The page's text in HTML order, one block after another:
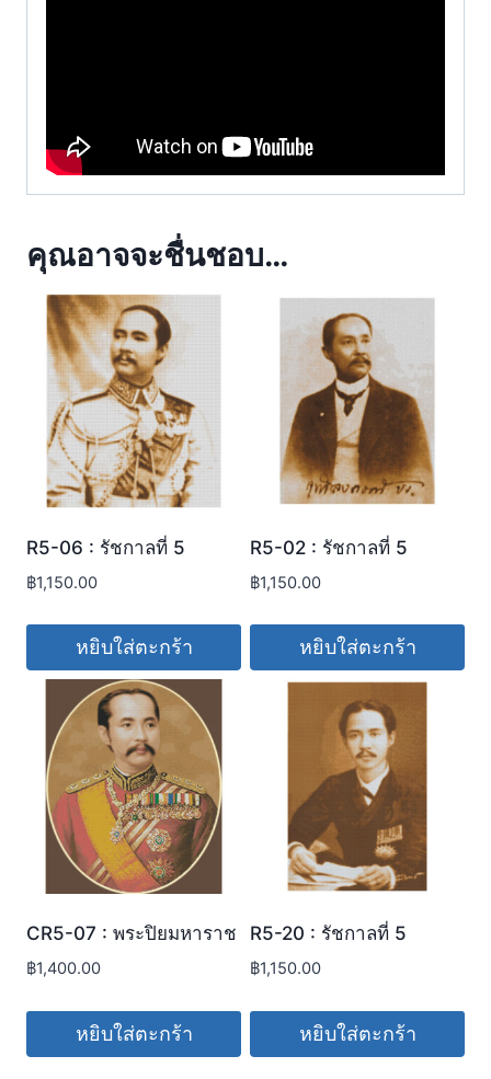
คุณอาจจะชื่นชอบ…
R5-06 : รัชกาลที่ 5
฿1,150.00
หยิบใส่ตะกร้า
R5-02 : รัชกาลที่ 5
฿1,150.00
หยิบใส่ตะกร้า
CR5-07 : พระปิยมหาราช
฿1,400.00
หยิบใส่ตะกร้า
R5-20 : รัชกาลที่ 5
฿1,150.00
หยิบใส่ตะกร้า